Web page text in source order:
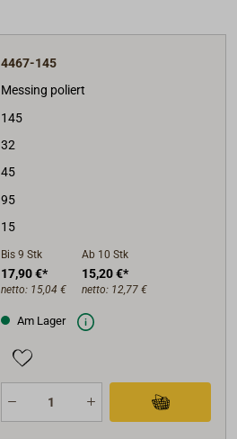
4467-145
Messing poliert
145
32
45
95
15
Bis 9 Stk
17,90 €*
netto: 15,04 €
Ab 10 Stk
15,20 €*
netto: 12,77 €
Am Lager